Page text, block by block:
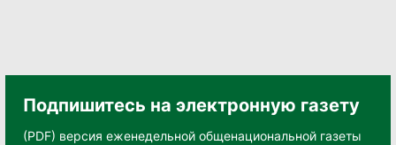
Подпишитесь на электронную газету
(PDF) версия еженедельной общенациональной газеты